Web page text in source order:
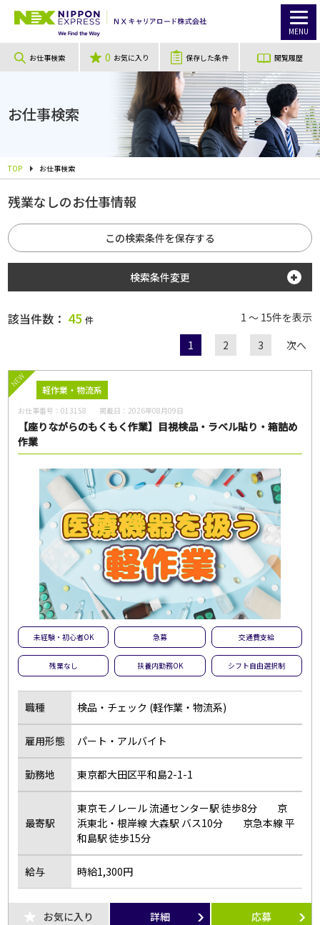
MENU
お仕事検索 0 お気に入り 保存した条件 閲覧履歴
お仕事検索
TOP お仕事検索
該当件数： 45 件
1 ～ 15件を表示
1
2 3 次へ
NEW
軽作業・物流系
お仕事番号：013158 掲載日： 2026年08月09日
【座りながらのもくもく作業】目視検品・ラベル貼り・箱詰め
作業
未経験・初心者OK 急募 交通費支給
残業なし 扶養内勤務OK シフト自由選択制
職種 検品・チェック (軽作業・物流系)
雇用形態 パート・アルバイト
勤務地 東京都大田区平和島2-1-1
最寄駅
東京モノレール 流通センター駅 徒歩8分 京
浜東北・根岸線 大森駅 バス10分 京急本線 平
和島駅 徒歩15分
給与 時給1,300円
お気に入り 詳細 応募
残業なしのお仕事情報
この検索条件を保存する
検索条件変更
給与
雇用形態
一般派遣
紹介予定派遣
紹介
契約社員
パート・アルバイト
正社員
無期雇用派遣
こだわり
未経験・初心者OK
急募
大量募集
夜勤のお仕事
残業なし
主婦･主夫歓迎
経験者歓迎
副業・WワークOK
シフト自由選択制
履歴書不要
駅チカ･駅ナカ
オープニング
社員登用あり
短時間勤務
前払い
長期
短期
単発・1日OK
外国人活躍中